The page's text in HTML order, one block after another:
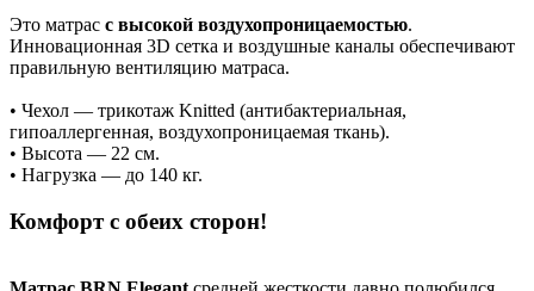
Это матрас с высокой воздухопроницаемостью.
Инновационная 3D сетка и воздушные каналы обеспечивают
правильную вентиляцию матраса.
• Чехол — трикотаж Knitted (антибактериальная,
гипоаллергенная, воздухопроницаемая ткань).
• Высота — 22 см.
• Нагрузка — до 140 кг.
Комфорт с обеих сторон!